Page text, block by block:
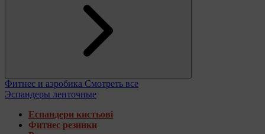
Фитнес и аэробика Смотреть все
Эспандеры ленточные
Еспандери кистьові
Фитнес резинки